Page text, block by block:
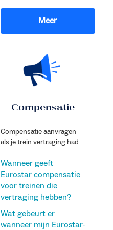
Meer
Compensatie
Compensatie aanvragen
als je trein vertraging had
Wanneer geeft
Eurostar compensatie
voor treinen die
vertraging hebben?
Wat gebeurt er
wanneer mijn Eurostar-